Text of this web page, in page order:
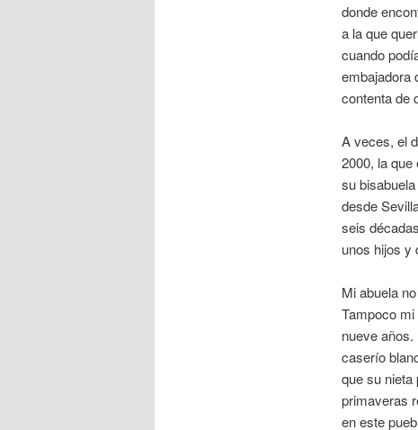
donde
a la que
cuando
embajadora
contenta de
A veces, el
2000, la
su
desde
seis
unos hijos y
Mi abuela
Tampoco
nueve
caserío
que su
primaveras
en este